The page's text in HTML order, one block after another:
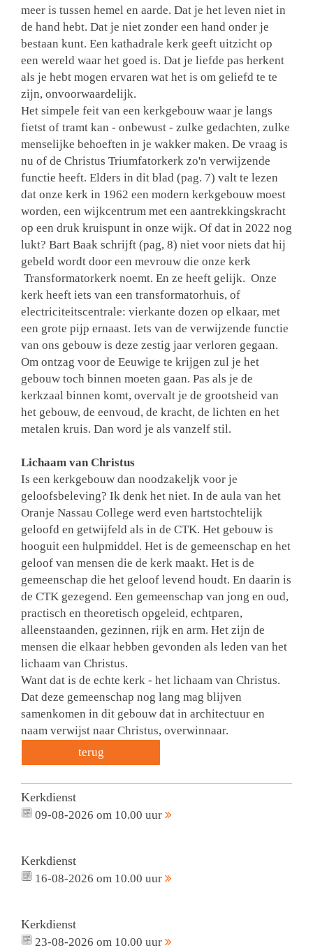
meer is tussen hemel en aarde. Dat je het leven niet in
de hand hebt. Dat je niet zonder een hand onder je
bestaan kunt. Een kathadrale kerk geeft uitzicht op
een wereld waar het goed is. Dat je liefde pas herkent
als je hebt mogen ervaren wat het is om geliefd te te
zijn, onvoorwaardelijk.
Het simpele feit van een kerkgebouw waar je langs
fietst of tramt kan - onbewust - zulke gedachten, zulke
menselijke behoeften in je wakker maken. De vraag is
nu of de Christus Triumfatorkerk zo'n verwijzende
functie heeft. Elders in dit blad (pag. 7) valt te lezen
dat onze kerk in 1962 een modern kerkgebouw moest
worden, een wijkcentrum met een aantrekkingskracht
op een druk kruispunt in onze wijk. Of dat in 2022 nog
lukt? Bart Baak schrijft (pag, 8) niet voor niets dat hij
gebeld wordt door een mevrouw die onze kerk
Transformatorkerk noemt. En ze heeft gelijk. Onze
kerk heeft iets van een transformatorhuis, of
electriciteitscentrale: vierkante dozen op elkaar, met
een grote pijp ernaast. Iets van de verwijzende functie
van ons gebouw is deze zestig jaar verloren gegaan.
Om ontzag voor de Eeuwige te krijgen zul je het
gebouw toch binnen moeten gaan. Pas als je de
kerkzaal binnen komt, overvalt je de grootsheid van
het gebouw, de eenvoud, de kracht, de lichten en het
metalen kruis. Dan word je als vanzelf stil.
Lichaam van Christus
Is een kerkgebouw dan noodzakeljk voor je
geloofsbeleving? Ik denk het niet. In de aula van het
Oranje Nassau College werd even hartstochtelijk
geloofd en getwijfeld als in de CTK. Het gebouw is
hooguit een hulpmiddel. Het is de gemeenschap en het
geloof van mensen die de kerk maakt. Het is de
gemeenschap die het geloof levend houdt. En daarin is
de CTK gezegend. Een gemeenschap van jong en oud,
practisch en theoretisch opgeleid, echtparen,
alleenstaanden, gezinnen, rijk en arm. Het zijn de
mensen die elkaar hebben gevonden als leden van het
lichaam van Christus.
Want dat is de echte kerk - het lichaam van Christus.
Dat deze gemeenschap nog lang mag blijven
samenkomen in dit gebouw dat in architectuur en
naam verwijst naar Christus, overwinnaar.
terug
Kerkdienst
09-08-2026 om 10.00 uur
Kerkdienst
16-08-2026 om 10.00 uur
Kerkdienst
23-08-2026 om 10.00 uur